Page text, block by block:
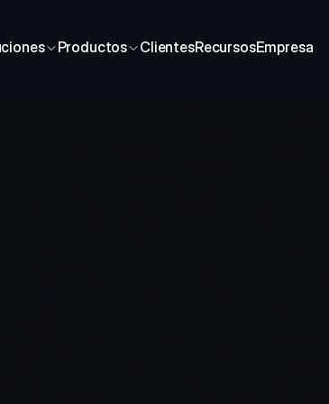
Productos ClientesRecursosEmpresa